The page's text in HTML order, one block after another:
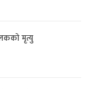
मृत्यु